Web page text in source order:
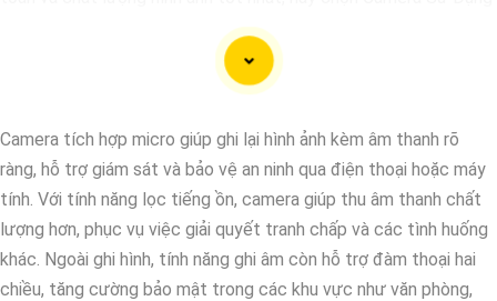
Chip Progressive Scan CMOS cho hệ thống giám sát của bạn
Camera tích hợp micro giúp ghi lại hình ảnh kèm âm thanh rõ
ràng, hỗ trợ giám sát và bảo vệ an ninh qua điện thoại hoặc máy
tính. Với tính năng lọc tiếng ồn, camera giúp thu âm thanh chất
lượng hơn, phục vụ việc giải quyết tranh chấp và các tình huống
khác. Ngoài ghi hình, tính năng ghi âm còn hỗ trợ đàm thoại hai
chiều, tăng cường bảo mật trong các khu vực như văn phòng,